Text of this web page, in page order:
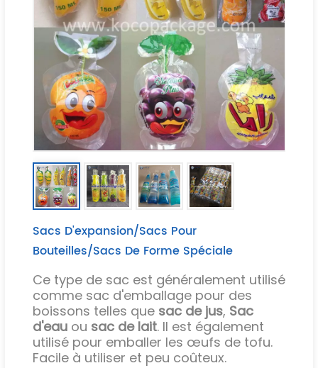
Sacs D'expansion/sacs Pour
Bouteilles/sacs De Forme Spéciale
Ce type de sac est généralement utilisé
comme sac d'emballage pour des
boissons telles que sac de jus, Sac
d'eauou sac de lait. Il est également
utilisé pour emballer les œufs de tofu.
Facile à utiliser et peu coûteux.